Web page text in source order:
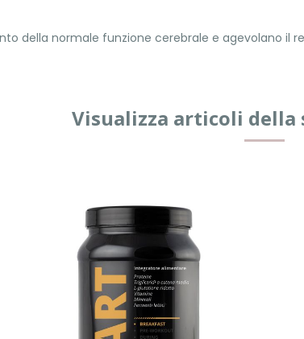
della normale funzione cerebrale e agevolano il
Visualizza articoli della